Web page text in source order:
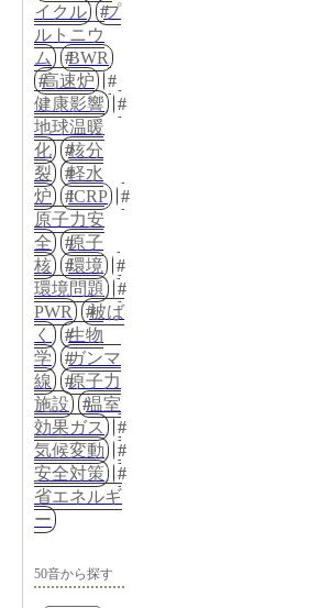
イクル
プ
ルトニウ
ム
BWR
高速炉
健康影響
地球温暖
化
核分
裂
軽水
炉
ICRP
原子力安
全
原子
核
環境
環境問題
PWR
被ば
く
生物
学
ガンマ
線
原子力
施設
温室
効果ガス
気候変動
安全対策
省エネルギ
ー
50音から探す